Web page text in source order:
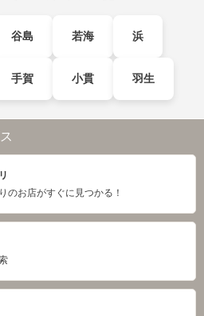
谷島 若海 浜
手賀 小貫 羽生
のお店がすぐに見つかる！